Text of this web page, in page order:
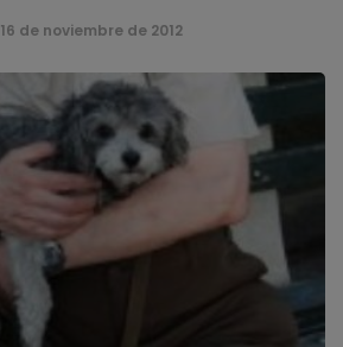
16 de noviembre de 2012